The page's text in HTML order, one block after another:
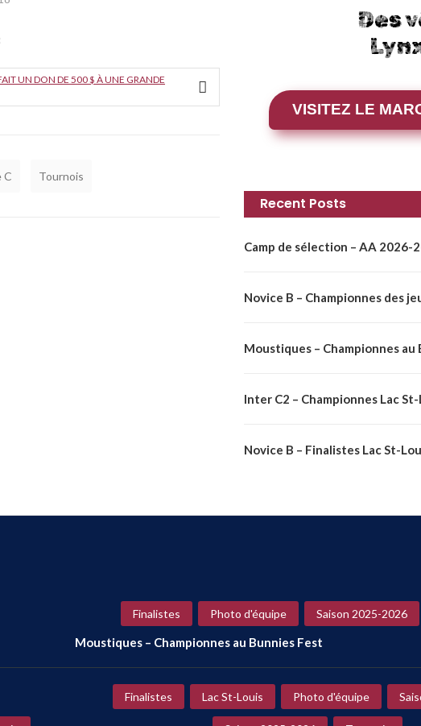
UN DON DE 500 $ À UNE GRANDE
C Tournois
Des
VISITEZ LE
Recent Posts
Camp de sélection – AA 2026-
Novice B – Championnes des
Moustiques – Championnes au
Inter C2 – Championnes Lac
Novice B – Finalistes Lac St-
Finalistes Photo d'équipe Saison 2025-2026
Moustiques – Championnes au Bunnies Fest
Finalistes Lac St-Louis Photo d'équipe